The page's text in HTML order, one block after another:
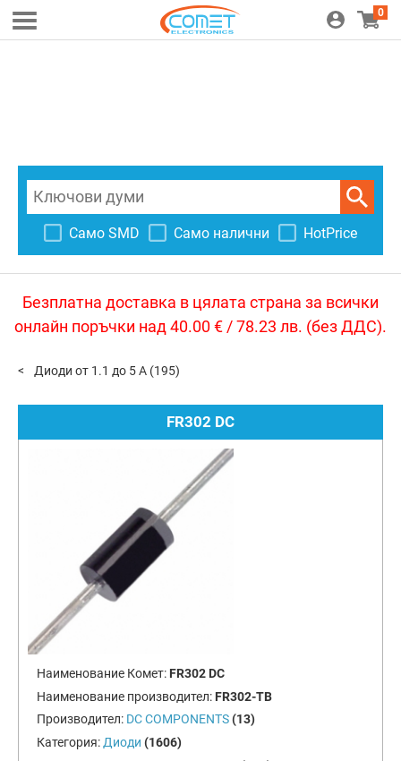
0
Само SMD Само налични HotPrice
Безплатна доставка в цялата страна за всички
онлайн поръчки над 40.00 € / 78.23 лв. (без ДДС).
Диоди от 1.1 до 5 А (195)
FR302 DC
Наименование Комет: FR302 DC
Наименование производител: FR302-TB
Производител: DC COMPONENTS (13)
Категория: Диоди (1606)